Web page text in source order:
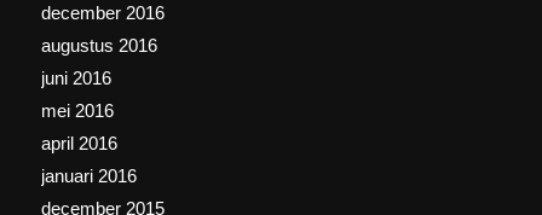
december 2016
augustus 2016
juni 2016
mei 2016
april 2016
januari 2016
december 2015